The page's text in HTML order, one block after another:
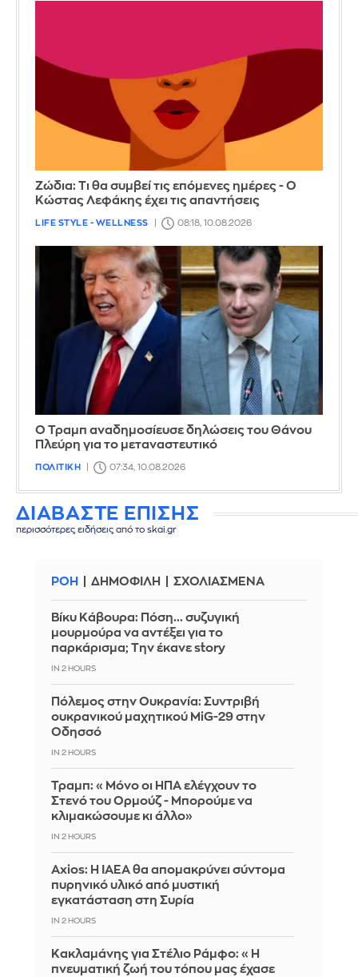
Ζώδια: Τι θα συμβεί τις επόμενες ημέρες - Ο
Κώστας Λεφάκης έχει τις απαντήσεις
LIFE STYLE - WELLNESS 08:18, 10.08.2026
Ο Τραμπ αναδημοσίευσε δηλώσεις του Θάνου
Πλεύρη για το μεταναστευτικό
ΠΟΛΙΤΙΚΗ 07:34, 10.08.2026
ΔΙΑΒΑΣΤΕ ΕΠΙΣΗΣ
περισσότερες ειδήσεις από το skai.gr
ΡΟΗ ΔΗΜΟΦΙΛΗ ΣΧΟΛΙΑΣΜΕΝΑ
Βίκυ Κάβουρα: Πόση... συζυγική
μουρμούρα να αντέξει για το
παρκάρισμα; Την έκανε story
IN 2 HOURS
Πόλεμος στην Ουκρανία: Συντριβή
ουκρανικού μαχητικού MiG-29 στην
Οδησσό
IN 2 HOURS
Τραμπ: «Μόνο οι ΗΠΑ ελέγχουν το
Στενό του Ορμούζ - Μπορούμε να
κλιμακώσουμε κι άλλο»
IN 2 HOURS
Axios: Η IAEA θα απομακρύνει σύντομα
πυρηνικό υλικό από μυστική
εγκατάσταση στη Συρία
IN 2 HOURS
Κακλαμάνης για Στέλιο Ράμφο: «Η
πνευματική ζωή του τόπου μας έχασε